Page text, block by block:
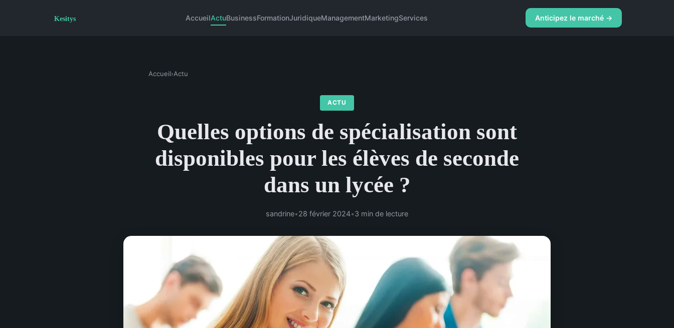
AccueilActuBusinessFormationJuridiqueManagementMarketingServices Anticipez le marché →
Accueil›Actu
ACTU
Quelles options de spécialisation sont
disponibles pour les élèves de seconde
dans un lycée ?
sandrine•28 février 2024•3 min de lecture